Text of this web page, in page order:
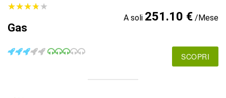
★★★★★
★★★★★
Gas
A soli 251.10 €/Mese
SCOPRI